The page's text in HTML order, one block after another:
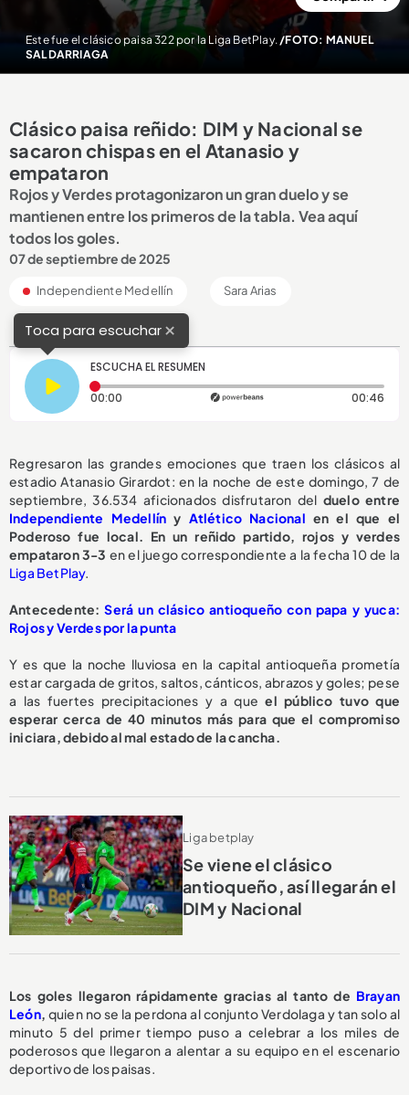
Este fue el clásico paisa 322 por la Liga BetPlay. /FOTO: MANUEL
SALDARRIAGA
Clásico paisa reñido: DIM y Nacional se
sacaron chispas en el Atanasio y
empataron
Rojos y Verdes protagonizaron un gran duelo y se
mantienen entre los primeros de la tabla. Vea aquí
todos los goles.
07 de septiembre de 2025
Independiente Medellín Sara Arias
Toca para escuchar×
ESCUCHA EL RESUMEN
00:00 Tiempo transcurrido: 0 segundos 00:46
Regresaron las grandes emociones que traen los clásicos al
estadio Atanasio Girardot: en la noche de este domingo, 7 de
septiembre, 36.534 aficionados disfrutaron del duelo entre
Independiente Medellín y Atlético Nacional en el que el
Poderoso fue local. En un reñido partido, rojos y verdes
empataron 3-3 en el juego correspondiente a la fecha 10 de la
Liga BetPlay.
Antecedente:Será un clásico antioqueño con papa y yuca:
Rojos y Verdes por la punta
Y es que la noche lluviosa en la capital antioqueña prometía
estar cargada de gritos, saltos, cánticos, abrazos y goles; pese
a las fuertes precipitaciones y a queel público tuvo que
esperar cerca de 40 minutos más para que el compromiso
iniciara, debido al mal estado de la cancha.
Liga betplay
Se viene el clásico
antioqueño, así llegarán el
DIM y Nacional
Los goles llegaron rápidamente gracias al tanto de Brayan
León, quien no se la perdona al conjunto Verdolaga y tan solo al
minuto 5 del primer tiempo puso a celebrar a los miles de
poderosos que llegaron a alentar a su equipo en el escenario
deportivo de los paisas.